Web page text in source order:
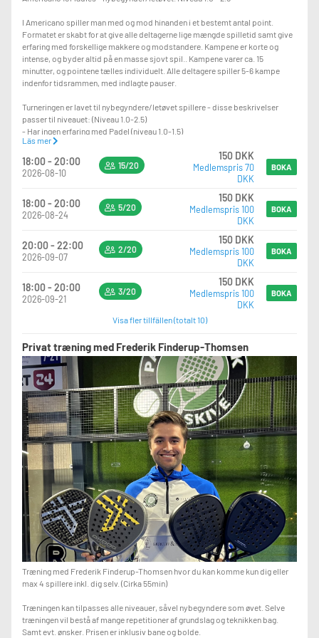
I Americano spiller man med og mod hinanden i et bestemt antal point.
Formatet er skabt for at give alle deltagerne lige mængde spilletid samt give
erfaring med forskellige makkere og modstandere. Kampene er korte og
intense, og byder altid på en masse sjovt spil.. Kampene varer ca. 15
minutter, og pointene tælles individuelt. Alle deltagere spiller 5-6 kampe
indenfor tidsrammen, med indlagte pauser.
Turneringen er lavet til nybegyndere/letøvet spillere - disse beskrivelser
passer til niveauet: (Niveau 1.0-2.5)
- Har ingen erfaring med Padel (niveau 1.0-1.5)
- Kan få nogle dueller i gang, har kendskab til reglerne, men mangler kontrol
- Spiller stabilt og har evt. erfaring fra anden ketchersport (niveau 2.0-2.5)
Ved under 8 tilmeldte aflyses begivenheden 48 timer før og betalingen
refunderes.
Der er nye bolde med i prisen til alle baner ved opstart.
Efter arrangementet er der mulighed for at blive lidt længere og hygge sig – vi
Läs mer
18:00 - 20:00
2026-08-10
15/20
150 DKK
Medlemspris 70
DKK
BOKA
18:00 - 20:00
2026-08-24
5/20
150 DKK
Medlemspris 100
DKK
BOKA
20:00 - 22:00
2026-09-07
2/20
150 DKK
Medlemspris 100
DKK
BOKA
18:00 - 20:00
2026-09-21
3/20
150 DKK
Medlemspris 100
DKK
BOKA
Visa fler tillfällen (totalt 10)
Privat træning med Frederik Finderup-Thomsen
Træning med Frederik Finderup-Thomsen hvor du kan komme kun dig eller
max 4 spillere inkl. dig selv. (Cirka 55min)
Træningen kan tilpasses alle niveauer, såvel nybegyndere som øvet. Selve
træningen vil bestå af mange repetitioner af grundslag og teknikken bag.
Samt evt. ønsker. Prisen er inklusiv bane og bolde.